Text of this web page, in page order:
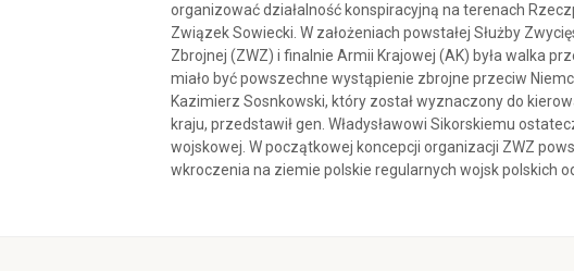
organizować działalność konspiracyjną na terenach
Związek Sowiecki. W założeniach powstałej Służby
Zbrojnej (ZWZ) i finalnie Armii Krajowej (AK) była walka
miało być powszechne wystąpienie zbrojne przeciw
Kazimierz Sosnkowski, który został wyznaczony do
kraju, przedstawił gen. Władysławowi Sikorskiemu
wojskowej. W początkowej koncepcji organizacji ZWZ
wkroczenia na ziemie polskie regularnych wojsk polskich